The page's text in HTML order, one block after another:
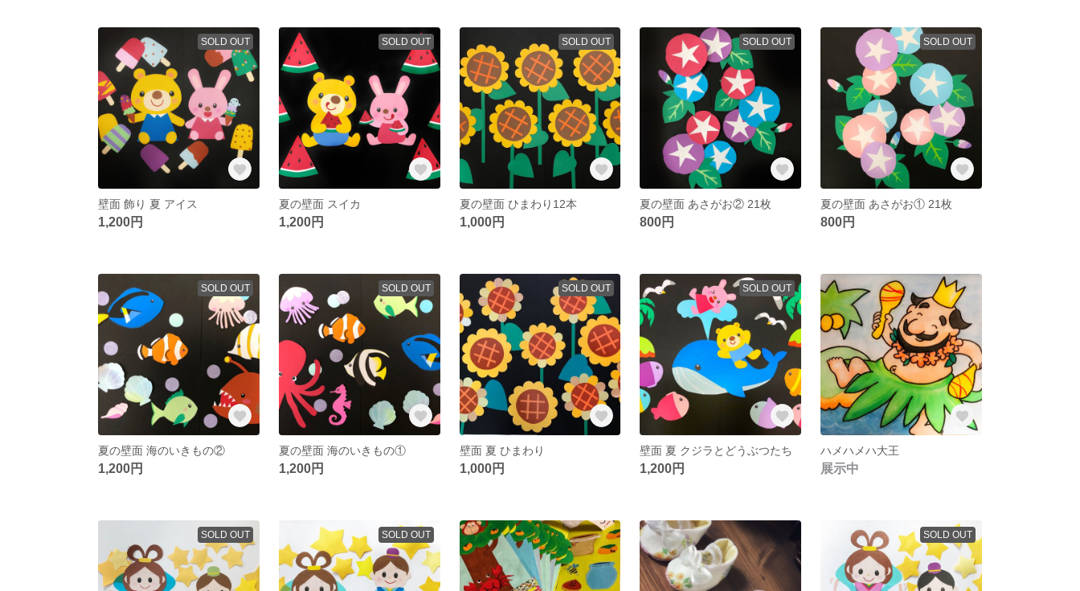
SOLD OUT
壁面 飾り 夏 アイス
1,200円
SOLD OUT
夏の壁面 スイカ
1,200円
SOLD OUT
夏の壁面 ひまわり12本
1,000円
SOLD OUT
夏の壁面 あさがお② 21枚
800円
SOLD OUT
夏の壁面 あさがお① 21枚
800円
SOLD OUT
夏の壁面 海のいきもの②
1,200円
SOLD OUT
夏の壁面 海のいきもの①
1,200円
SOLD OUT
壁面 夏 ひまわり
1,000円
SOLD OUT
壁面 夏 クジラとどうぶつたち
1,200円
ハメハメハ大王
展示中
SOLD OUT SOLD OUT SOLD OUT